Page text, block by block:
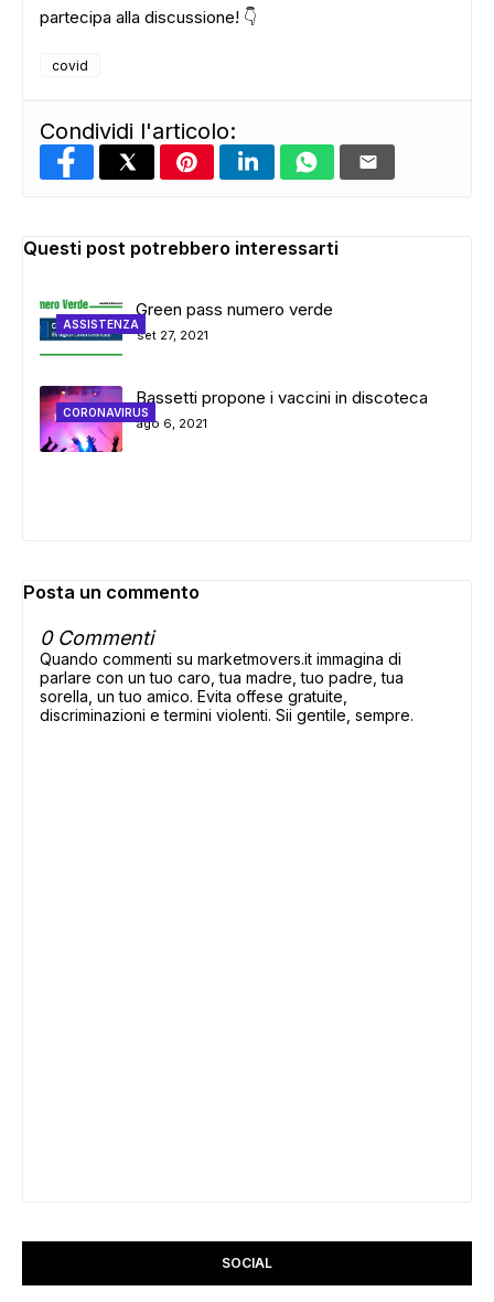
ADS
partecipa alla discussione! 👇
covid
Condividi l'articolo:
Questi post potrebbero interessarti
ASSISTENZA
Green pass numero verde
set 27, 2021
CORONAVIRUS
Bassetti propone i vaccini in discoteca
ago 6, 2021
Posta un commento
0 Commenti
Quando commenti su marketmovers.it immagina di
parlare con un tuo caro, tua madre, tuo padre, tua
sorella, un tuo amico. Evita offese gratuite,
discriminazioni e termini violenti. Sii gentile, sempre.
SOCIAL